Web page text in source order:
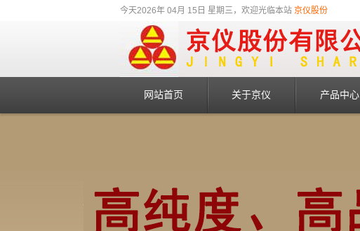
今天2026年 04月 15日 星期三，欢迎光临本站 京仪股份
网站首页 关于京仪 产品中心